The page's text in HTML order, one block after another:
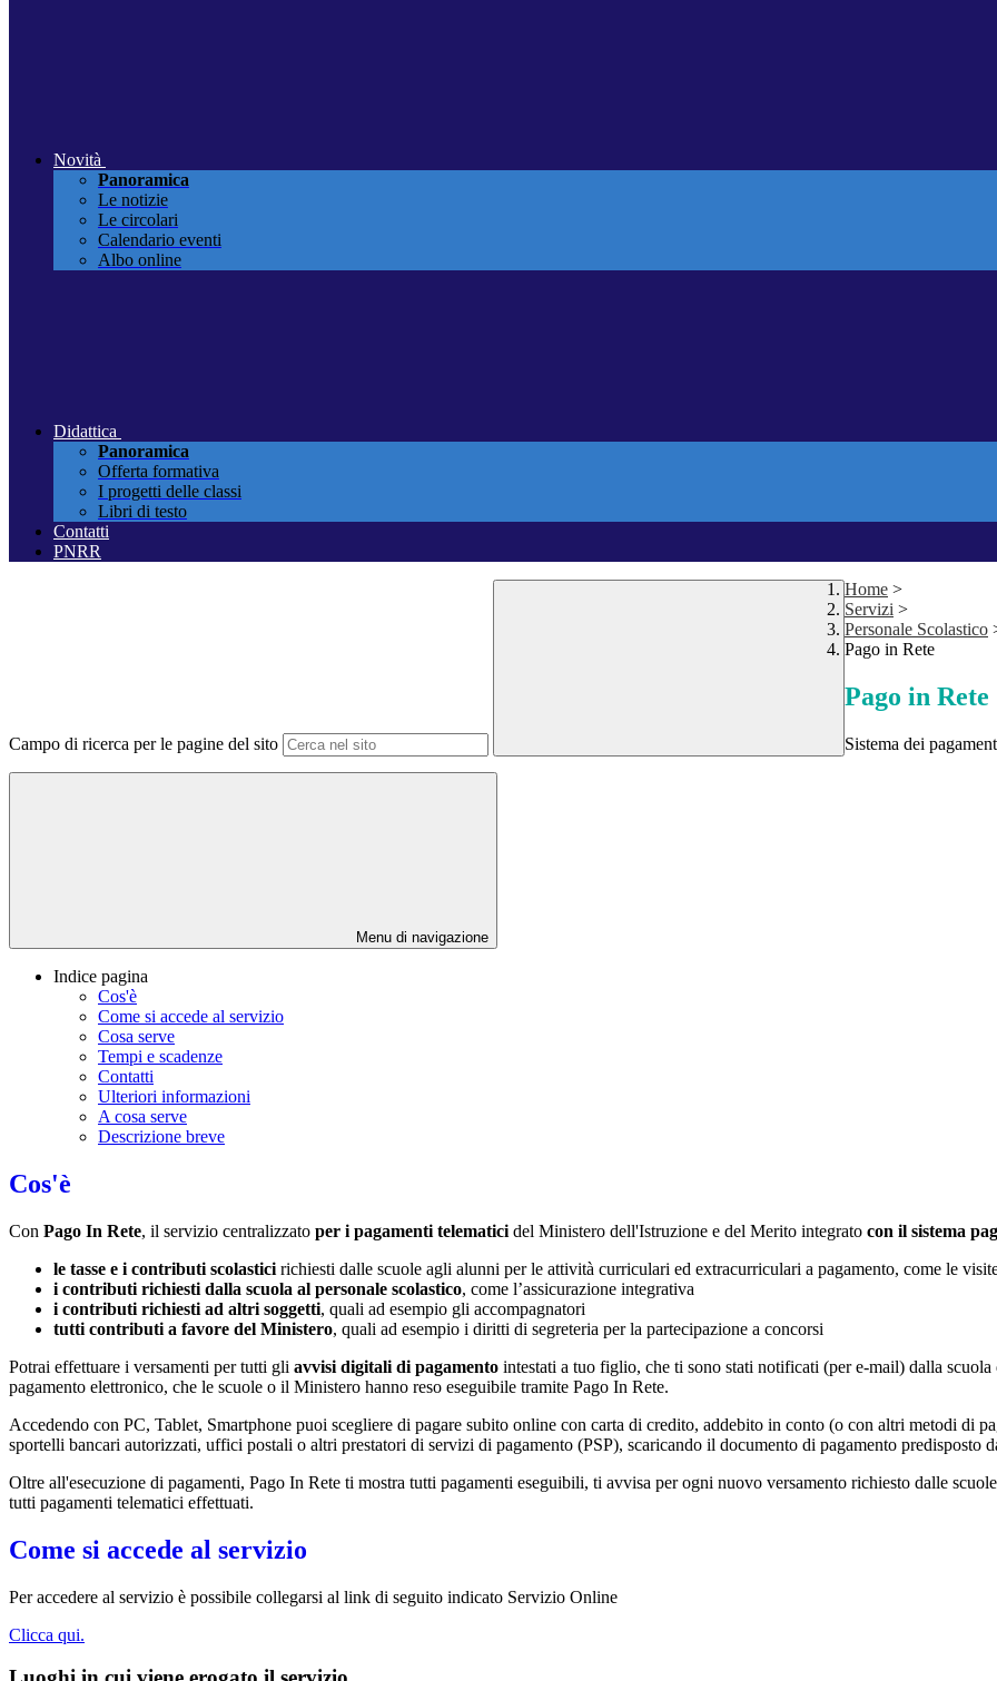
Novità
Panoramica
Le notizie
Le circolari
Calendario eventi
Albo online
Didattica
Panoramica
Offerta formativa
I progetti delle classi
Libri di testo
Contatti
PNRR
Campo di ricerca per le pagine del sito
Home >
Servizi >
Personale Scolastico
Pago in Rete
Pago in Rete
Sistema dei
Menu di navigazione
Indice pagina
Cos'è
Come si accede al servizio
Cosa serve
Tempi e scadenze
Contatti
Ulteriori informazioni
A cosa serve
Descrizione breve
Cos'è
Con Pago In Rete, il servizio centralizzato per i pagamenti telematici del Ministero dell'Istruzione e del Merito integrato con il sistema
le tasse e i contributi scolastici richiesti dalle scuole agli alunni per le attività curriculari ed extracurriculari a pagamento, come le
i contributi richiesti dalla scuola al personale scolastico, come l’assicurazione integrativa
i contributi richiesti ad altri soggetti, quali ad esempio gli accompagnatori
tutti contributi a favore del Ministero, quali ad esempio i diritti di segreteria per la partecipazione a concorsi
Potrai effettuare i versamenti per tutti gli avvisi digitali di pagamento intestati a tuo figlio, che ti sono stati notificati (per e-mail) dalla
pagamento elettronico, che le scuole o il Ministero hanno reso eseguibile tramite Pago In Rete.
Accedendo con PC, Tablet, Smartphone puoi scegliere di pagare subito online con carta di credito, addebito in conto (o con altri metodi di
sportelli bancari autorizzati, uffici postali o altri prestatori di servizi di pagamento (PSP), scaricando il documento di pagamento predisposto
Oltre all'esecuzione di pagamenti, Pago In Rete ti mostra tutti pagamenti eseguibili, ti avvisa per ogni nuovo versamento richiesto dalle
tutti pagamenti telematici effettuati.
Come si accede al servizio
Per accedere al servizio è possibile collegarsi al link di seguito indicato Servizio Online
Clicca qui.